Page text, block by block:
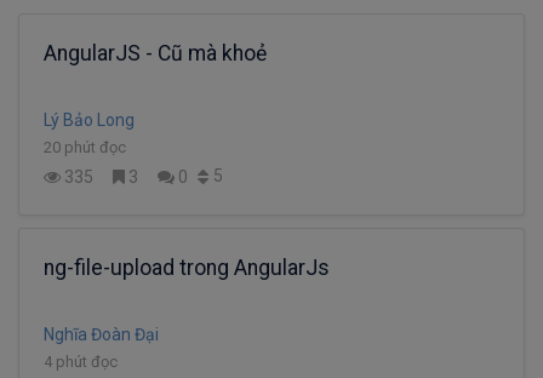
AngularJS - Cũ mà khoẻ
Lý Bảo Long
20 phút đọc
335 3 0 5
ng-file-upload trong AngularJs
Nghĩa Đoàn Đại
4 phút đọc